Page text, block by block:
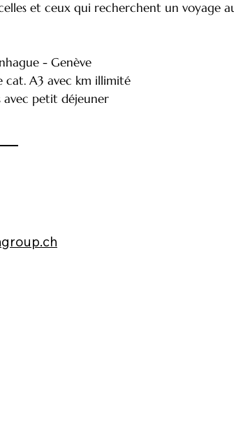
et ceux qui recherchent un voyage
- Genève
cat. A3 avec km illimité
avec petit déjeuner